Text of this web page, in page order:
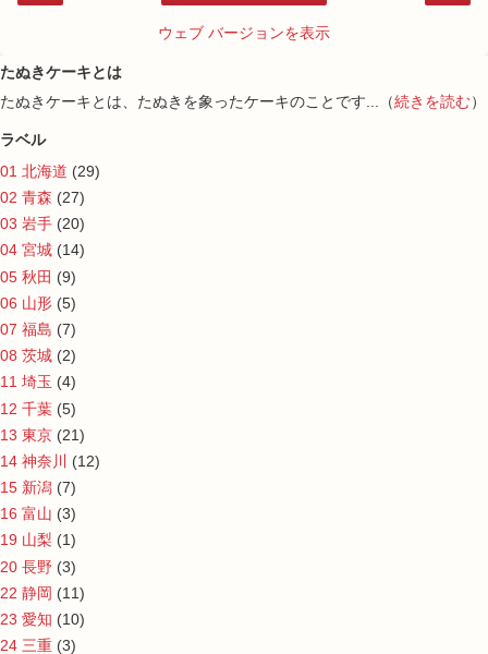
ウェブ バージョンを表示
たぬきケーキとは
たぬきケーキとは、たぬきを象ったケーキのことです...（続きを読む）
ラベル
01 北海道 (29)
02 青森 (27)
03 岩手 (20)
04 宮城 (14)
05 秋田 (9)
06 山形 (5)
07 福島 (7)
08 茨城 (2)
11 埼玉 (4)
12 千葉 (5)
13 東京 (21)
14 神奈川
(12)
15 新潟 (7)
16 富山 (3)
19 山梨 (1)
20 長野 (3)
22 静岡 (11)
23 愛知 (10)
24 三重 (3)